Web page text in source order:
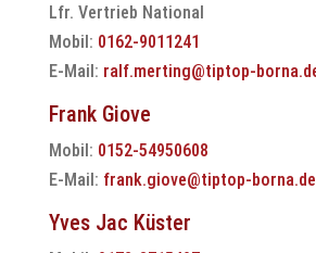
Lfr. Vertrieb National
Mobil: 0162-9011241
E-Mail: ralf.merting@tiptop-
Frank Giove
Mobil: 0152-54950608
E-Mail: frank.giove@tiptop-borna.de
Yves Jac Küster